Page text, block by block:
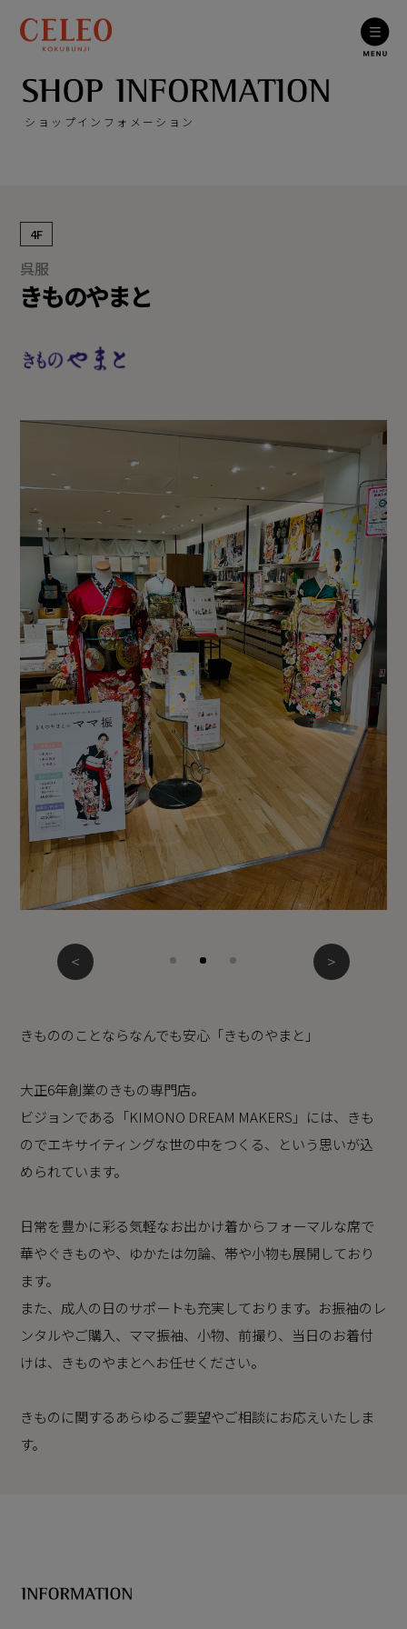
ショップインフォメーション
4F
呉服
きものやまと
きもののことならなんでも安心「きものやまと」
大正6年創業のきもの専門店。
ビジョンである「KIMONO DREAM MAKERS」には、きも
のでエキサイティングな世の中をつくる、という思いが込
められています。
日常を豊かに彩る気軽なお出かけ着からフォーマルな席で
華やぐきものや、ゆかたは勿論、帯や小物も展開しており
ます。
また、成人の日のサポートも充実しております。お振袖のレ
ンタルやご購入、ママ振袖、小物、前撮り、当日のお着付
けは、きものやまとへお任せください。
きものに関するあらゆるご要望やご相談にお応えいたしま
す。